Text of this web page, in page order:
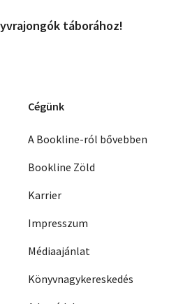
táborához!
Cégünk
A Bookline-ról bővebben
Bookline Zöld
Karrier
Impresszum
Médiaajánlat
Könyvnagykereskedés